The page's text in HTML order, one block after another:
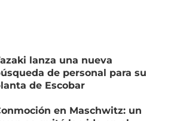
lanza una nueva
de personal para su
de Escobar
en Maschwitz: un